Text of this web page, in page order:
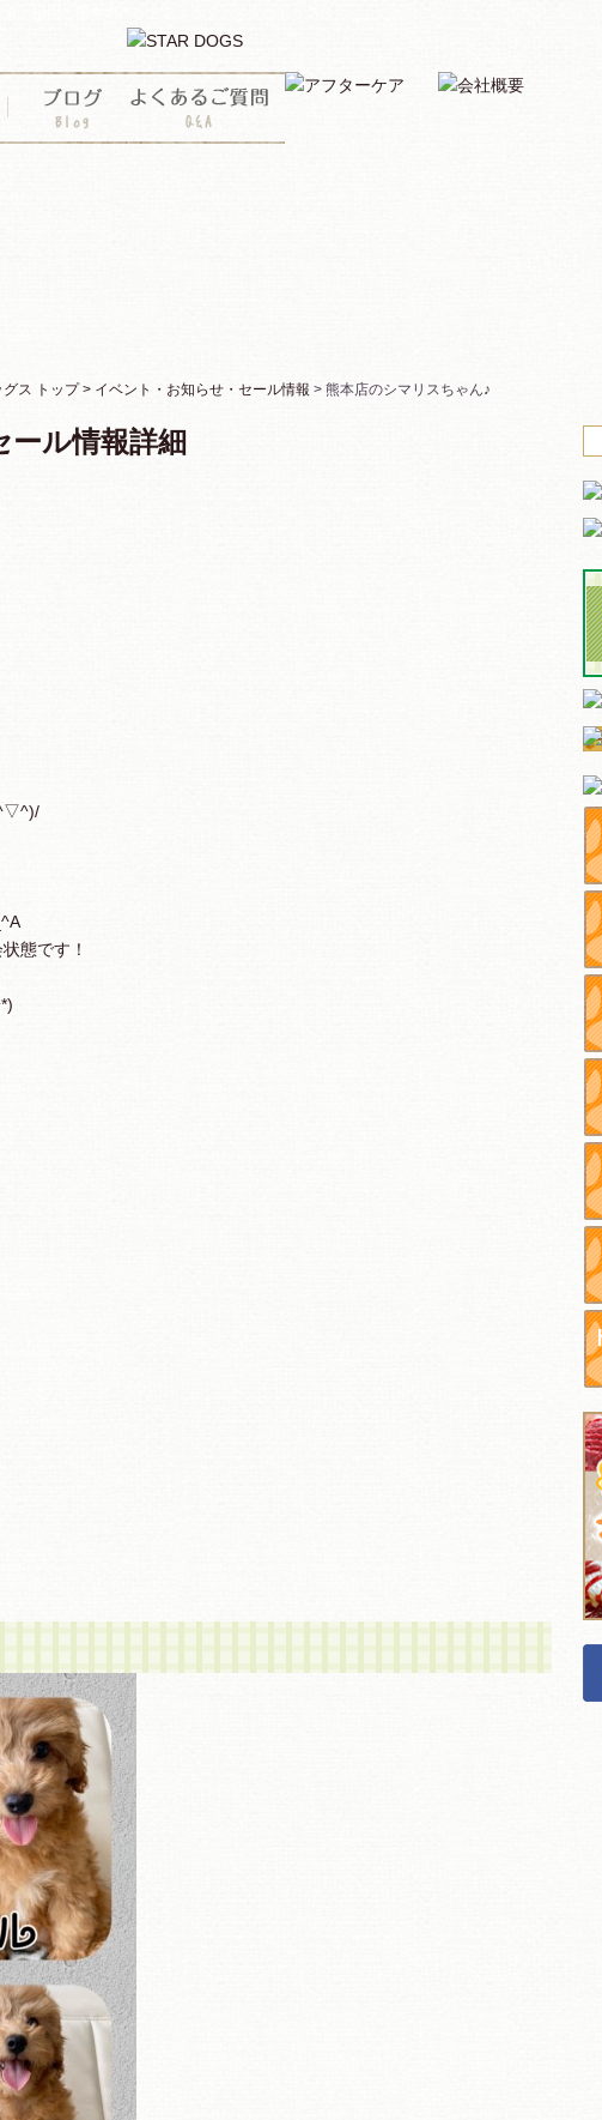
ス トップ > イベント・お知らせ・セール情報 > 熊本店のシマリスちゃん♪
ル情報詳細
態です！